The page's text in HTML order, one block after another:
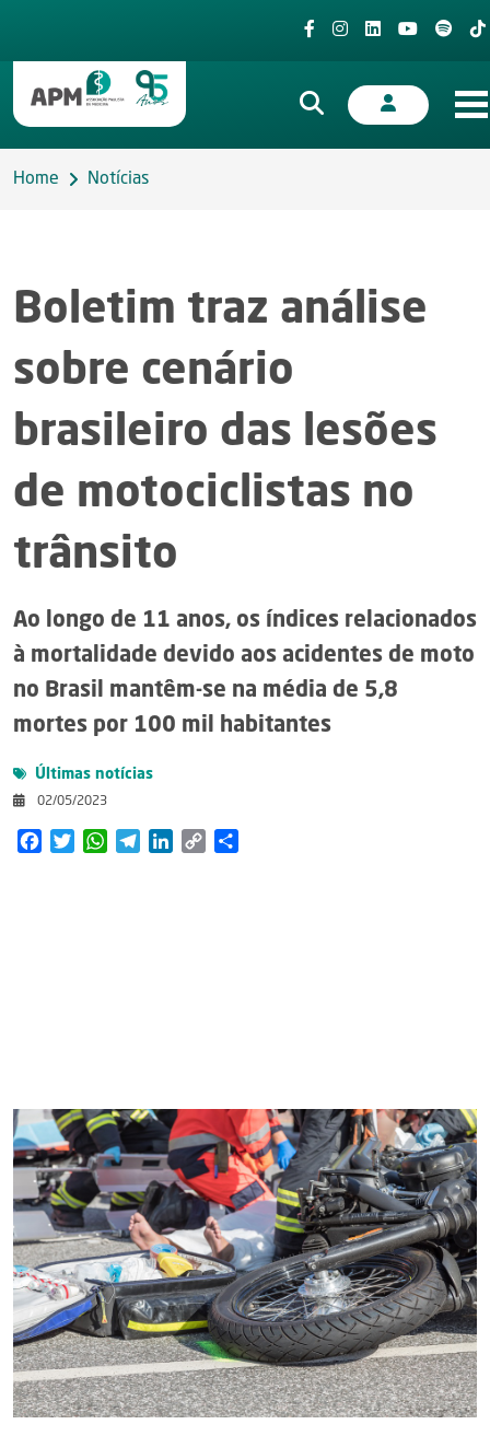
Home Notícias
Boletim traz análise
sobre cenário
brasileiro das lesões
de motociclistas no
trânsito
Ao longo de 11 anos, os índices relacionados
à mortalidade devido aos acidentes de moto
no Brasil mantêm-se na média de 5,8
mortes por 100 mil habitantes
Últimas notícias
02/05/2023
FacebookTwitterWhatsAppTelegramLinkedIn
Copy